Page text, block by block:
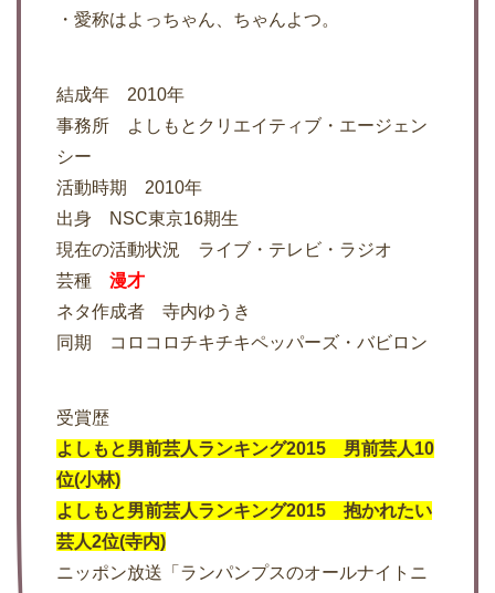
・愛称はよっちゃん、ちゃんよつ。
結成年 2010年
事務所 よしもとクリエイティブ・エージェン
シー
活動時期 2010年
出身 NSC東京16期生
現在の活動状況 ライブ・テレビ・ラジオ
芸種 漫才
ネタ作成者 寺内ゆうき
同期 コロコロチキチキペッパーズ・バビロン
受賞歴
よしもと男前芸人ランキング2015 男前芸人10
位(小林)
よしもと男前芸人ランキング2015 抱かれたい
芸人2位(寺内)
ニッポン放送「ランパンプスのオールナイトニ